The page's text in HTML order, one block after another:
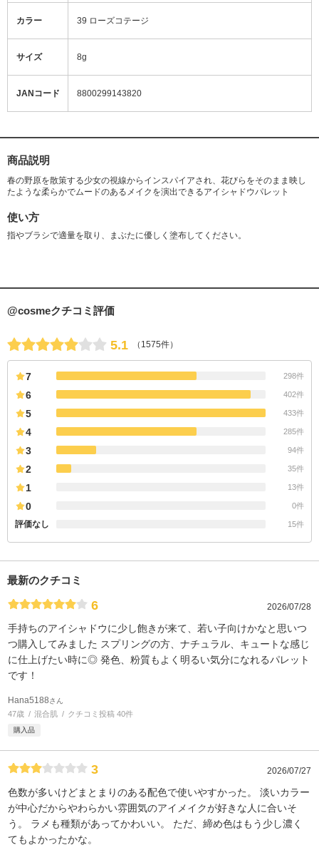
カラー 39 ローズコテージ
サイズ 8g
JANコード 8800299143820
商品説明
春の野原を散策する少女の視線からインスパイアされ、花びらをそのまま映し
たような柔らかでムードのあるメイクを演出できるアイシャドウパレット
使い方
指やブラシで適量を取り、まぶたに優しく塗布してください。
@cosmeクチコミ評価
5.1 （1575件）
7 298件
6 402件
5 433件
4 285件
3 94件
2 35件
1 13件
0 0件
評価なし 15件
最新のクチコミ
6 2026/07/28
手持ちのアイシャドウに少し飽きが来て、若い子向けかなと思いつ
つ購入してみました スプリングの方、ナチュラル、キュートな感じ
に仕上げたい時に◎ 発色、粉質もよく明るい気分になれるパレット
です！
Hana5188さん
47歳 混合肌 クチコミ投稿 40件
購入品
3 2026/07/27
色数が多いけどまとまりのある配色で使いやすかった。 淡いカラー
が中心だからやわらかい雰囲気のアイメイクが好きな人に合いそ
う。 ラメも種類があってかわいい。 ただ、締め色はもう少し濃く
てもよかったかな。